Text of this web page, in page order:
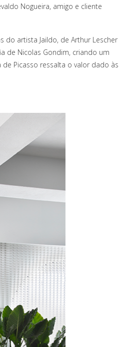
Nogueira, amigo e cliente
artista Jaildo, de Arthur Lescher
de Nicolas Gondim, criando um
Picasso ressalta o valor dado às